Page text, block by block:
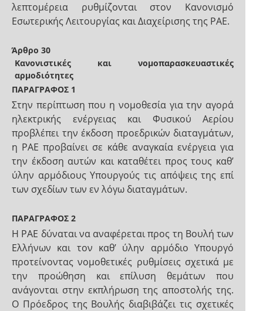
λεπτομέρεια ρυθμίζονται στον Κανονισμό
Εσωτερικής Λειτουργίας και Διαχείρισης της ΡΑΕ.
Άρθρο 30
Κανονιστικές και νομοπαρασκευαστικές
αρμοδιότητες
ΠΑΡΑΓΡΑΦΟΣ 1
Στην περίπτωση που η νομοθεσία για την αγορά
ηλεκτρικής ενέργειας και Φυσικού Αερίου
προβλέπει την έκδοση προεδρικών διαταγμάτων,
η ΡΑΕ προβαίνει σε κάθε αναγκαία ενέργεια για
την έκδοση αυτών και καταθέτει προς τους καθ’
ύλην αρμόδιους Υπουργούς τις απόψεις της επί
των σχεδίων των εν λόγω διαταγμάτων.
ΠΑΡΑΓΡΑΦΟΣ 2
Η ΡΑΕ δύναται να αναφέρεται προς τη Βουλή των
Ελλήνων και τον καθ’ ύλην αρμόδιο Υπουργό
προτείνοντας νομοθετικές ρυθμίσεις σχετικά με
την προώθηση και επίλυση θεμάτων που
ανάγονται στην εκπλήρωση της αποστολής της.
Ο Πρόεδρος της Βουλής διαβιβάζει τις σχετικές